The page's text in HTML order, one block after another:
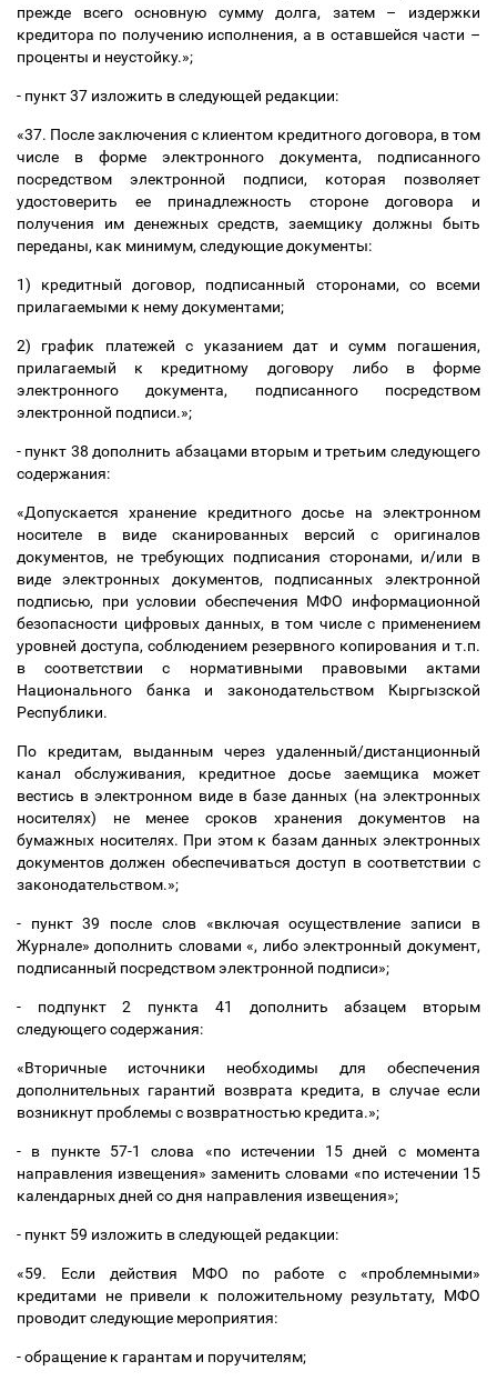
прежде всего основную сумму долга, затем – издержки
кредитора по получению исполнения, а в оставшейся части –
проценты и неустойку.»;
- пункт 37 изложить в следующей редакции:
«37. После заключения с клиентом кредитного договора, в том
числе в форме электронного документа, подписанного
посредством электронной подписи, которая позволяет
удостоверить ее принадлежность стороне договора и
получения им денежных средств, заемщику должны быть
переданы, как минимум, следующие документы:
1) кредитный договор, подписанный сторонами, со всеми
прилагаемыми к нему документами;
2) график платежей с указанием дат и сумм погашения,
прилагаемый к кредитному договору либо в форме
электронного документа, подписанного посредством
электронной подписи.»;
- пункт 38 дополнить абзацами вторым и третьим следующего
содержания:
«Допускается хранение кредитного досье на электронном
носителе в виде сканированных версий с оригиналов
документов, не требующих подписания сторонами, и/или в
виде электронных документов, подписанных электронной
подписью, при условии обеспечения МФО информационной
безопасности цифровых данных, в том числе с применением
уровней доступа, соблюдением резервного копирования и т.п.
в соответствии с нормативными правовыми актами
Национального банка и законодательством Кыргызской
Республики.
По кредитам, выданным через удаленный/дистанционный
канал обслуживания, кредитное досье заемщика может
вестись в электронном виде в базе данных (на электронных
носителях) не менее сроков хранения документов на
бумажных носителях. При этом к базам данных электронных
документов должен обеспечиваться доступ в соответствии с
законодательством.»;
- пункт 39 после слов «включая осуществление записи в
Журнале» дополнить словами «, либо электронный документ,
подписанный посредством электронной подписи»;
- подпункт 2 пункта 41 дополнить абзацем вторым
следующего содержания:
«Вторичные источники необходимы для обеспечения
дополнительных гарантий возврата кредита, в случае если
возникнут проблемы с возвратностью кредита.»;
- в пункте 57-1 слова «по истечении 15 дней с момента
направления извещения» заменить словами «по истечении 15
календарных дней со дня направления извещения»;
- пункт 59 изложить в следующей редакции:
«59. Если действия МФО по работе с «проблемными»
кредитами не привели к положительному результату, МФО
проводит следующие мероприятия:
- обращение к гарантам и поручителям;